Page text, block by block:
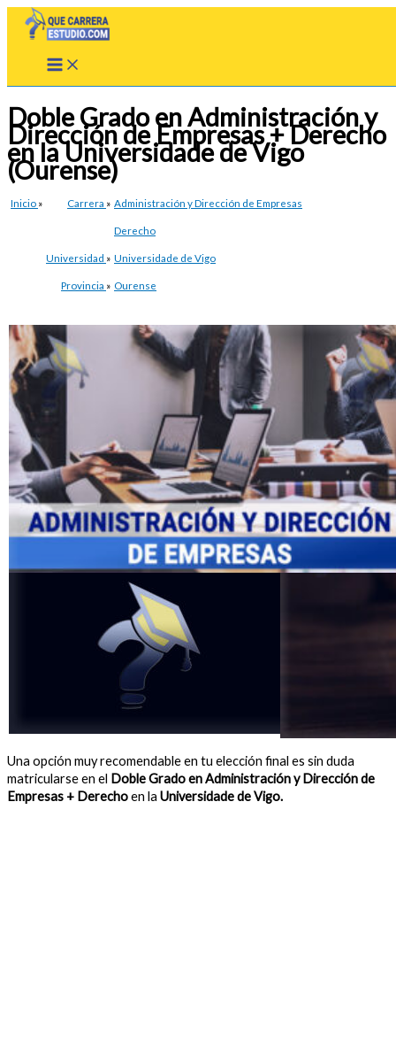
Doble Grado en Administración y
Dirección de Empresas + Derecho
en la Universidade de Vigo
(Ourense)
Inicio » Carrera » Administración y Dirección de Empresas
Derecho
Universidad » Universidade de Vigo
Provincia » Ourense
Una opción muy recomendable en tu elección final es sin duda
matricularse en el Doble Grado en Administración y Dirección de
Empresas + Derechoen la Universidade de Vigo.